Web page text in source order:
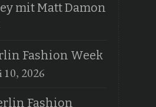
mit Matt Damon
Fashion Week
10, 2026
Fashion